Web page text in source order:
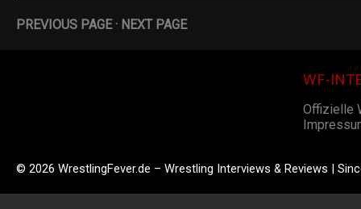
PREVIOUS PAGE· NEXT PAGE
WF-
Offizielle
© 2026 WrestlingFever.de – Wrestling Interviews & Reviews |